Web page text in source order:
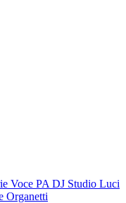
Voce PA DJ Studio Luci
Organetti